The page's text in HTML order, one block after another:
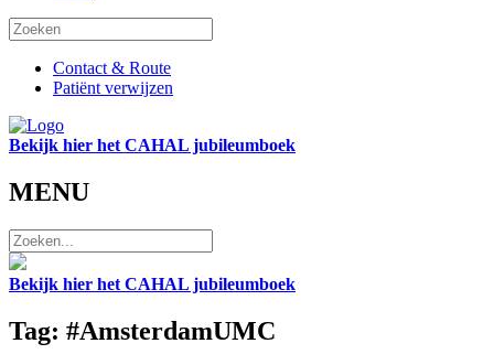
Contact & Route
Patiënt verwijzen
Bekijk hier het CAHAL jubileumboek
MENU
Bekijk hier het CAHAL jubileumboek
Tag: #AmsterdamUMC